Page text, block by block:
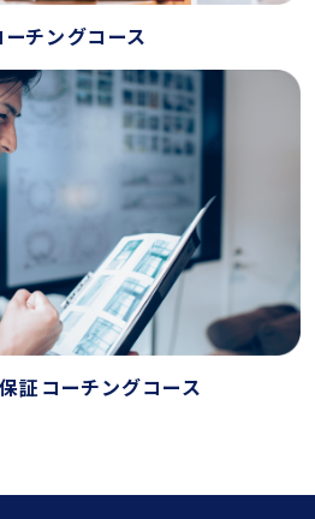
チングコース
証コーチングコース